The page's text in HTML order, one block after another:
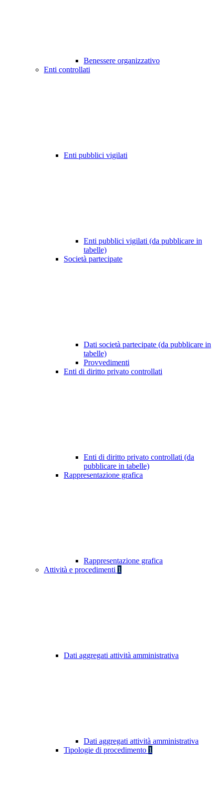
Benessere organizzativo
Enti controllati
Enti pubblici vigilati
Enti pubblici vigilati (da pubblicare in
tabelle)
Società partecipate
Dati società partecipate (da pubblicare in
tabelle)
Provvedimenti
Enti di diritto privato controllati
Enti di diritto privato controllati (da
pubblicare in tabelle)
Rappresentazione grafica
Rappresentazione grafica
Attività e procedimenti 1
Dati aggregati attività amministrativa
Dati aggregati attività amministrativa
Tipologie di procedimento 1